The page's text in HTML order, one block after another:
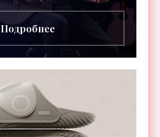
Светодиоды
Подробнее